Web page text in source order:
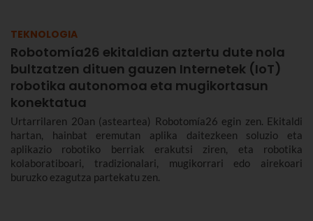
TEKNOLOGIA
Robotomía26 ekitaldian aztertu dute nola
bultzatzen dituen gauzen Internetek (IoT)
robotika autonomoa eta mugikortasun
konektatua
Urtarrilaren 20an (asteartea) Robotomía26 egin zen. Ekitaldi
hartan, hainbat eremutan aplika daitezkeen soluzio eta
aplikazio robotiko berriak erakutsi ziren, eta robotika
kolaboratiboari, tradizionalari, mugikorrari edo airekoari
buruzko ezagutza partekatu zen.